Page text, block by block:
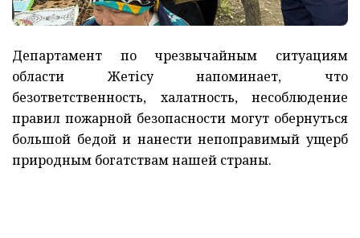
Департамент по чрезвычайным ситуациям
области Жетісу напоминает, что
безответственность, халатность, несоблюдение
правил пожарной безопасности могут обернуться
большой бедой и нанести непоправимый ущерб
природным богатствам нашей страны.